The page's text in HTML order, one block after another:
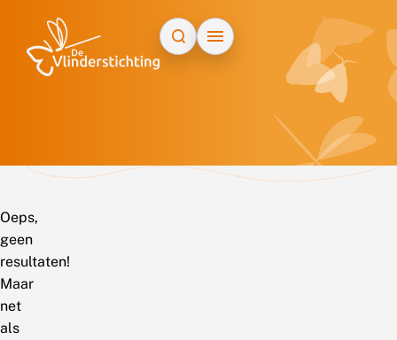
Oeps,
geen
resultaten!
Maar
net
als